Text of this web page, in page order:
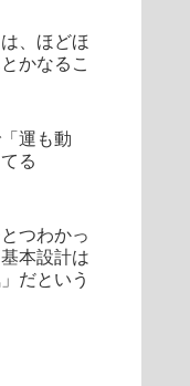
、ほどほ
かなるこ
運も動
る
つわかっ
本設計は
だという